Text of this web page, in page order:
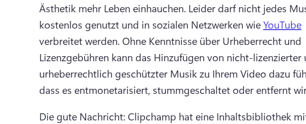
Ästhetik mehr Leben einhauchen. Leider darf nicht jedes
kostenlos genutzt und in sozialen Netzwerken wie YouTube
verbreitet werden. Ohne Kenntnisse über Urheberrecht und
Lizenzgebühren kann das Hinzufügen von nicht-lizenzierter
urheberrechtlich geschützter Musik zu Ihrem Video dazu
dass es entmonetarisiert, stummgeschaltet oder entfernt
Die gute Nachricht: Clipchamp hat eine Inhaltsbibliothek